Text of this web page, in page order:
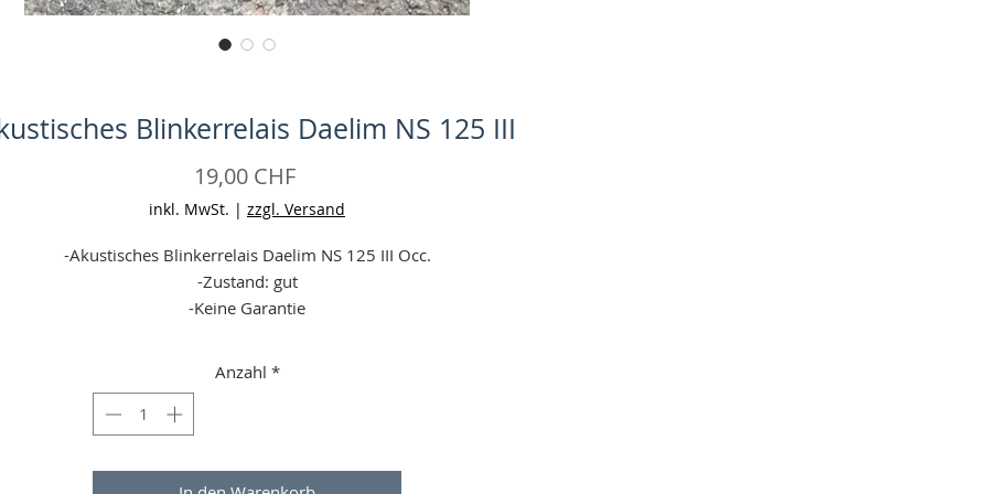
Blinkerrelais Daelim NS 125 III
19,00 CHFPreis
inkl. MwSt. | zzgl. Versand
-Akustisches Blinkerrelais Daelim NS 125 III Occ.
-Zustand: gut
-Keine Garantie
Anzahl *